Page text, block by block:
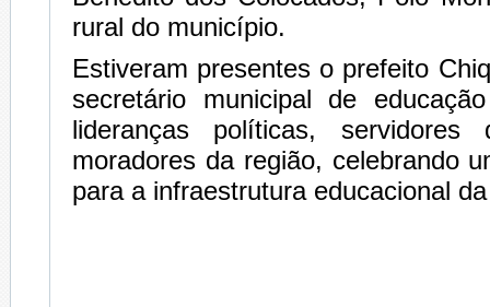
rural do município.
Estiveram presentes o prefeito
secretário municipal de
lideranças políticas,
moradores da região, celebrando
para a infraestrutura educacional